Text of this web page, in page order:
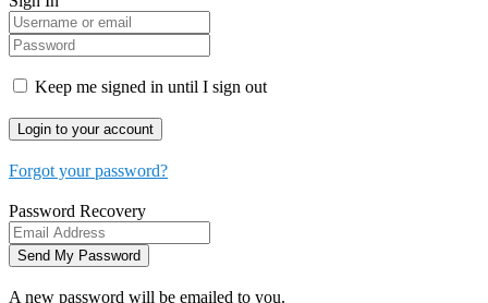
Keep me signed in until I sign out
Forgot your password?
Password Recovery
A new password will be emailed to you.